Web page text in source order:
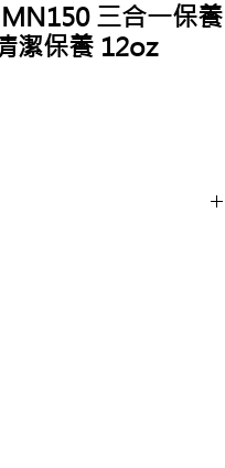
三合一保養
潔保養 12oz